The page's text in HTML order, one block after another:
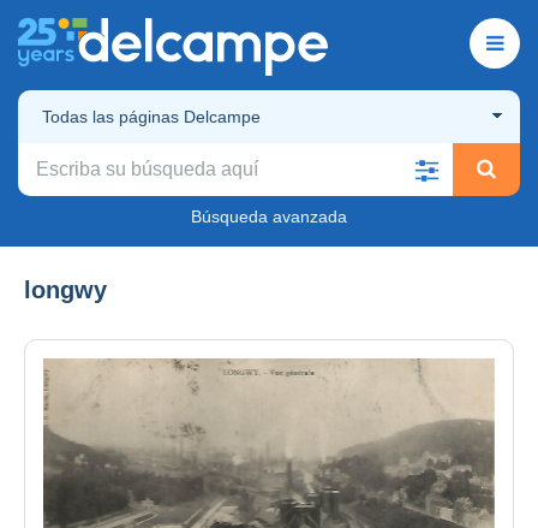
Todas las páginas Delcampe
Búsqueda avanzada
longwy